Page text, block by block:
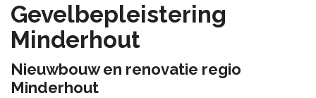
Gevelbepleistering
Minderhout
Nieuwbouw en renovatie regio
Minderhout